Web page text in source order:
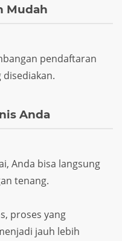
Mudah
pendaftaran
Anda
Anda bisa langsung
tenang.
proses yang
jauh lebih